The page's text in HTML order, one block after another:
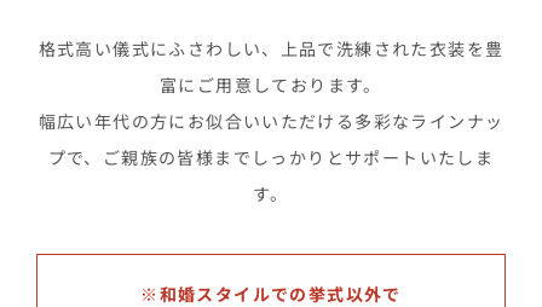
格式高い儀式にふさわしい、上品で洗練された衣装を豊
富にご用意しております。
幅広い年代の方にお似合いいただける多彩なラインナッ
プで、ご親族の皆様までしっかりとサポートいたしま
す。
※和婚スタイルでの挙式以外で